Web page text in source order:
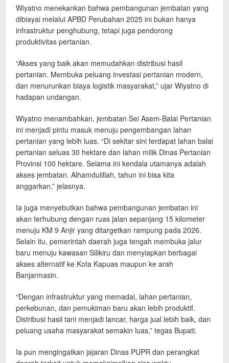
Wiyatno menekankan bahwa pembangunan jembatan yang
dibiayai melalui APBD Perubahan 2025 ini bukan hanya
infrastruktur penghubung, tetapi juga pendorong
produktivitas pertanian.
“Akses yang baik akan memudahkan distribusi hasil
pertanian. Membuka peluang investasi pertanian modern,
dan menurunkan biaya logistik masyarakat,” ujar Wiyatno di
hadapan undangan.
Wiyatno menambahkan, jembatan Sei Asem-Balai Pertanian
ini menjadi pintu masuk menuju pengembangan lahan
pertanian yang lebih luas. “Di sekitar sini terdapat lahan balai
pertanian seluas 30 hektare dan lahan milik Dinas Pertanian
Provinsi 100 hektare. Selama ini kendala utamanya adalah
akses jembatan. Alhamdulillah, tahun ini bisa kita
anggarkan,” jelasnya.
Ia juga menyebutkan bahwa pembangunan jembatan ini
akan terhubung dengan ruas jalan sepanjang 15 kilometer
menuju KM 9 Anjir yang ditargetkan rampung pada 2026.
Selain itu, pemerintah daerah juga tengah membuka jalur
baru menuju kawasan Silikiru dan menyiapkan berbagai
akses alternatif ke Kota Kapuas maupun ke arah
Banjarmasin.
“Dengan infrastruktur yang memadai, lahan pertanian,
perkebunan, dan pemukiman baru akan lebih produktif.
Distribusi hasil tani menjadi lancar, harga jual lebih baik, dan
peluang usaha masyarakat semakin luas,” tegas Bupati.
Ia pun mengingatkan jajaran Dinas PUPR dan perangkat